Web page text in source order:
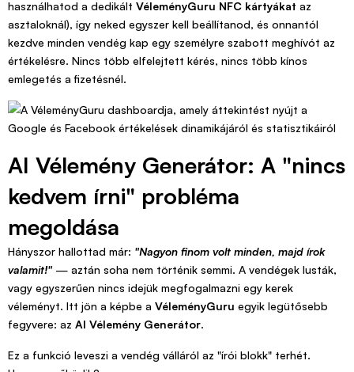
használhatod a dedikált VéleményGuru NFC kártyákat az
asztaloknál), így neked egyszer kell beállítanod, és onnantól
kezdve minden vendég kap egy személyre szabott meghívót az
értékelésre. Nincs több elfelejtett kérés, nincs több kínos
emlegetés a fizetésnél.
AI Vélemény Generátor: A "nincs
kedvem írni" probléma
megoldása
Hányszor hallottad már: "Nagyon finom volt minden, majd írok
valamit!" — aztán soha nem történik semmi. A vendégek lusták,
vagy egyszerűen nincs idejük megfogalmazni egy kerek
véleményt. Itt jön a képbe a VéleményGuru egyik legütősebb
fegyvere: az AI Vélemény Generátor.
Ez a funkció leveszi a vendég válláról az "írói blokk" terhét.